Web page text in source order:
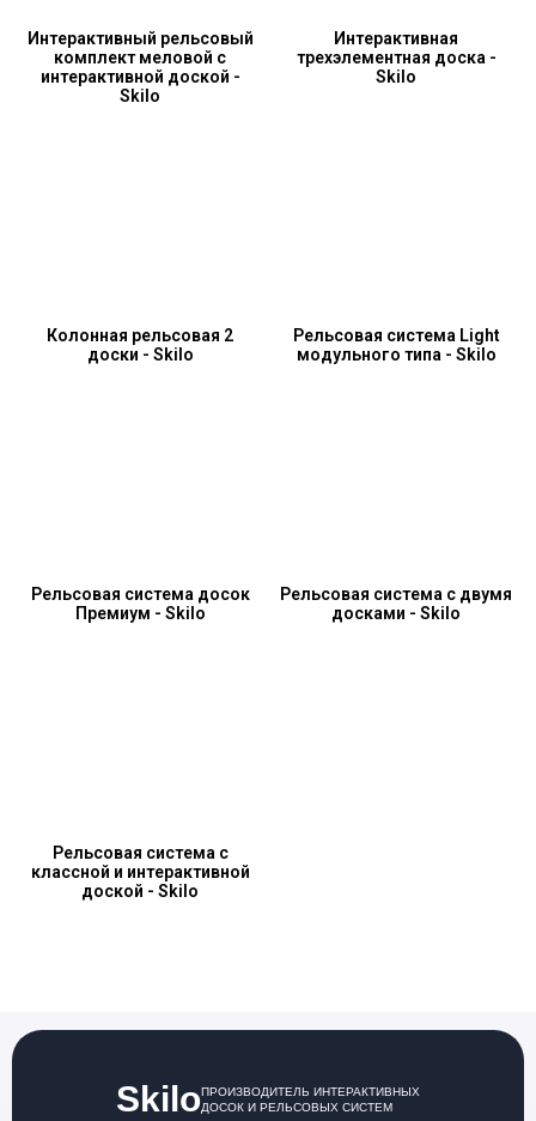
Интерактивный рельсовый
комплект меловой с
интерактивной доской -
Skilo
Интерактивная
трехэлементная доска -
Skilo
Колонная рельсовая 2
доски - Skilo
Рельсовая система Light
модульного типа - Skilo
Рельсовая система досок
Премиум - Skilo
Рельсовая система с двумя
досками - Skilo
Рельсовая система с
классной и интерактивной
доской - Skilo
SkiloПРОИЗВОДИТЕЛЬ ИНТЕРАКТИВНЫХ
ДОСОК И РЕЛЬСОВЫХ СИСТЕМ